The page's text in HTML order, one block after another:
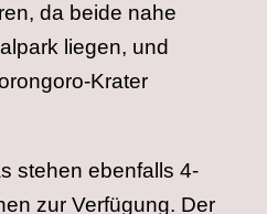
da beide nahe
liegen, und
Krater
stehen ebenfalls 4-
zur Verfügung. Der